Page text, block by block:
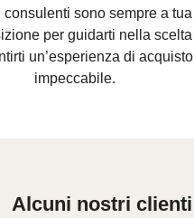
consulenti sono sempre a tua
per guidarti nella scelta
un’esperienza di acquisto
impeccabile.
Alcuni nostri clienti